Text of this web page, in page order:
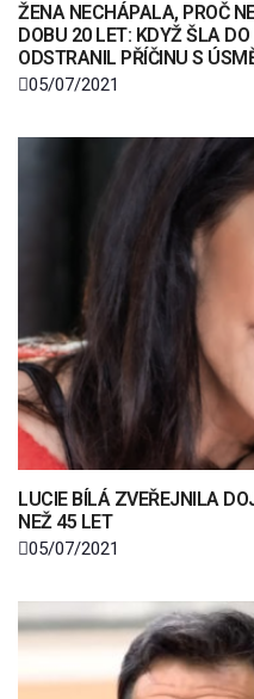
ŽENA NECHÁPALA, PROČ
DOBU 20 LET: KDYŽ ŠLA
ODSTRANIL PŘÍČINU S
05/07/2021
LUCIE BÍLÁ ZVEŘEJNILA
NEŽ 45 LET
05/07/2021